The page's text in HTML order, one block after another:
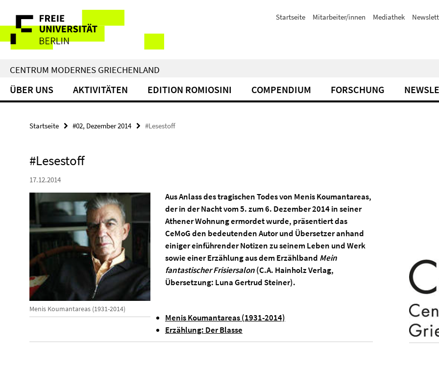
direkt
Inhalt
Service-
Navigation
Startseite Mitarbeiter/innen Mediathek
CENTRUM MODERNES GRIECHENLAND
ÜBER UNS AKTIVITÄTEN EDITION ROMIOSINI COMPENDIUM FORSCHUNG
Startseite #02, Dezember 2014 #Lesestoff
#Lesestoff
17.12.2014
Menis Koumantareas (1931-2014)
Aus Anlass des tragischen Todes von Menis Koumantareas,
der in der Nacht vom 5. zum 6. Dezember 2014 in seiner
Athener Wohnung ermordet wurde, präsentiert das
CeMoG den bedeutenden Autor und Übersetzer anhand
einiger einführender Notizen zu seinem Leben und Werk
sowie einer Erzählung aus dem Erzählband Mein
fantastischer Frisiersalon(C.A. Hainholz Verlag,
Übersetzung: Luna Gertrud Steiner).
Menis Koumantareas (1931-2014)
Erzählung: Der Blasse